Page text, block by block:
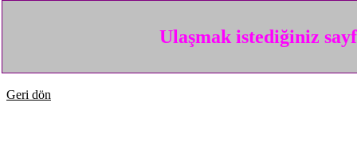
Ulaşmak istediğiniz
Geri dön